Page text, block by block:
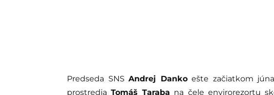
Predseda SNSAndrej Dankoešte začiatkom júna
prostrediaTomáš Taraba na čele envirorezortu